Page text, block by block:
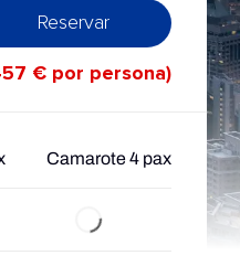
Reservar
€ por persona)
Camarote 4 pax